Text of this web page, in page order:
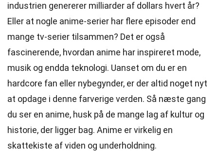
industrien genererer milliarder af dollars hvert år?
Eller at nogle anime-serier har flere episoder end
mange tv-serier tilsammen? Det er også
fascinerende, hvordan anime har inspireret mode,
musik og endda teknologi. Uanset om du er en
hardcore fan eller nybegynder, er der altid noget nyt
at opdage i denne farverige verden. Så næste gang
du ser en anime, husk på de mange lag af kultur og
historie, der ligger bag. Anime er virkelig en
skattekiste af viden og underholdning.